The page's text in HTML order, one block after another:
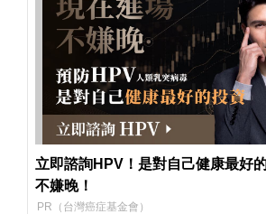
立即諮詢HPV！是對自己健康最好
不嫌晚！
PR（台灣癌症基金會）